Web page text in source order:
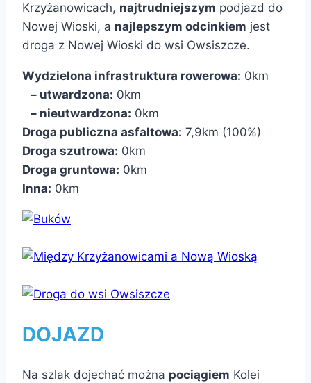
Krzyżanowicach, najtrudniejszym podjazd do
Nowej Wioski, a najlepszym odcinkiem jest
droga z Nowej Wioski do wsi Owsiszcze.
Wydzielona infrastruktura rowerowa: 0km
– utwardzona: 0km
– nieutwardzona: 0km
Droga publiczna asfaltowa: 7,9km (100%)
Droga szutrowa: 0km
Droga gruntowa: 0km
Inna: 0km
DOJAZD
Na szlak dojechać można pociągiem Kolei